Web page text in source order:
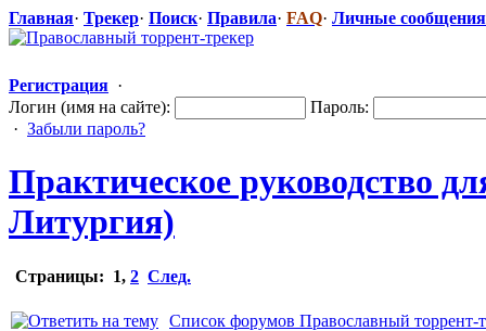
Главная· Трекер· Поиск· Правила· FAQ· Личные сообщения
Регистрация ·
Логин (имя на сайте):
Пароль:
· Забыли пароль?
Практическое руководство
Литургия)
Страницы: 1, 2 След.
Список форумов Православный торрент-